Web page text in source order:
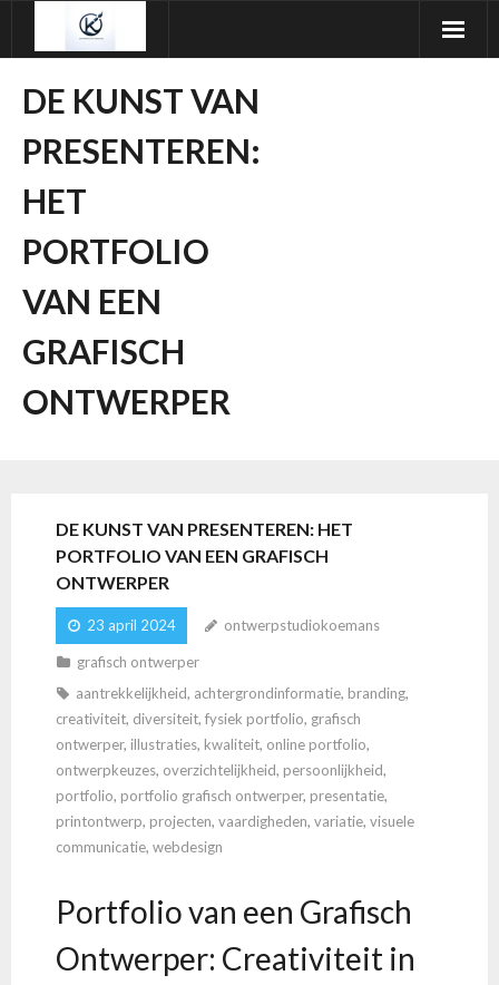
inhoudDE KUNST VAN
PRESENTEREN:
HET
PORTFOLIO
VAN EEN
GRAFISCH
ONTWERPER
DE KUNST VAN PRESENTEREN: HET
PORTFOLIO VAN EEN GRAFISCH
ONTWERPER
23 april 2024 ontwerpstudiokoemans
grafisch ontwerper
aantrekkelijkheid, achtergrondinformatie, branding,
creativiteit, diversiteit, fysiek portfolio, grafisch
ontwerper, illustraties, kwaliteit, online portfolio,
ontwerpkeuzes, overzichtelijkheid, persoonlijkheid,
portfolio, portfolio grafisch ontwerper, presentatie,
printontwerp, projecten, vaardigheden, variatie, visuele
communicatie, webdesign
Portfolio van een Grafisch
Ontwerper: Creativiteit in